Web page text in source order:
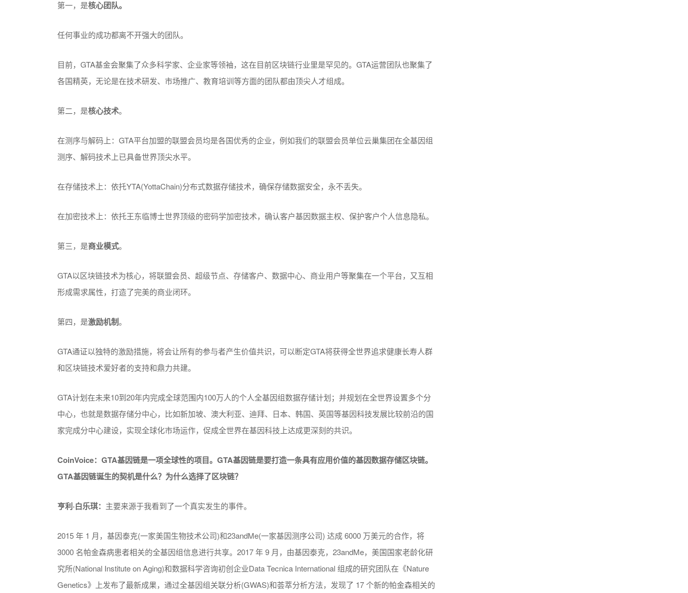
第一，是核心团队。
任何事业的成功都离不开强大的团队。
目前，GTA基金会聚集了众多科学家、企业家等领袖，这在目前区块链行业里是罕见的。GTA运营团队也聚集了
各国精英，无论是在技术研发、市场推广、教育培训等方面的团队都由顶尖人才组成。
第二，是核心技术。
在测序与解码上：GTA平台加盟的联盟会员均是各国优秀的企业，例如我们的联盟会员单位云巢集团在全基因组
测序、解码技术上已具备世界顶尖水平。
在存储技术上：依托YTA(YottaChain)分布式数据存储技术，确保存储数据安全，永不丢失。
在加密技术上：依托王东临博士世界顶级的密码学加密技术，确认客户基因数据主权、保护客户个人信息隐私。
第三，是商业模式。
GTA以区块链技术为核心，将联盟会员、超级节点、存储客户、数据中心、商业用户等聚集在一个平台，又互相
形成需求属性，打造了完美的商业闭环。
第四，是激励机制。
GTA通证以独特的激励措施，将会让所有的参与者产生价值共识，可以断定GTA将获得全世界追求健康长寿人群
和区块链技术爱好者的支持和鼎力共建。
GTA计划在未来10到20年内完成全球范围内100万人的个人全基因组数据存储计划；并规划在全世界设置多个分
中心，也就是数据存储分中心，比如新加坡、澳大利亚、迪拜、日本、韩国、英国等基因科技发展比较前沿的国
家完成分中心建设，实现全球化市场运作，促成全世界在基因科技上达成更深刻的共识。
CoinVoice： GTA基因链是一项全球性的项目。 GTA基因链是要打造一条具有应用价值的基因数据存储区块链。
GTA基因链诞生的契机是什么？ 为什么选择了区块链？
亨利·白乐琪： 主要来源于我看到了一个真实发生的事件。
2015 年 1 月，基因泰克(一家美国生物技术公司)和23andMe(一家基因测序公司) 达成 6000 万美元的合作，将
3000 名帕金森病患者相关的全基因组信息进行共享。2017 年 9 月，由基因泰克，23andMe，美国国家老龄化研
究所(National Institute on Aging)和数据科学咨询初创企业Data Tecnica International 组成的研究团队在《Nature
Genetics》上发布了最新成果，通过全基因组关联分析(GWAS)和荟萃分析方法，发现了 17 个新的帕金森相关的